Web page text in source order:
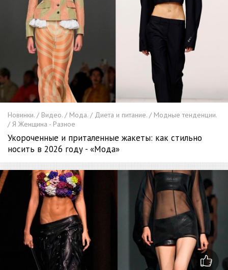
Новинки. / Видео. / Мода. / Диета и питание. / Модные тенденции.
/ Я Женщина - Разное
Укороченные и приталенные жакеты: как стильно
носить в 2026 году - «Мода»